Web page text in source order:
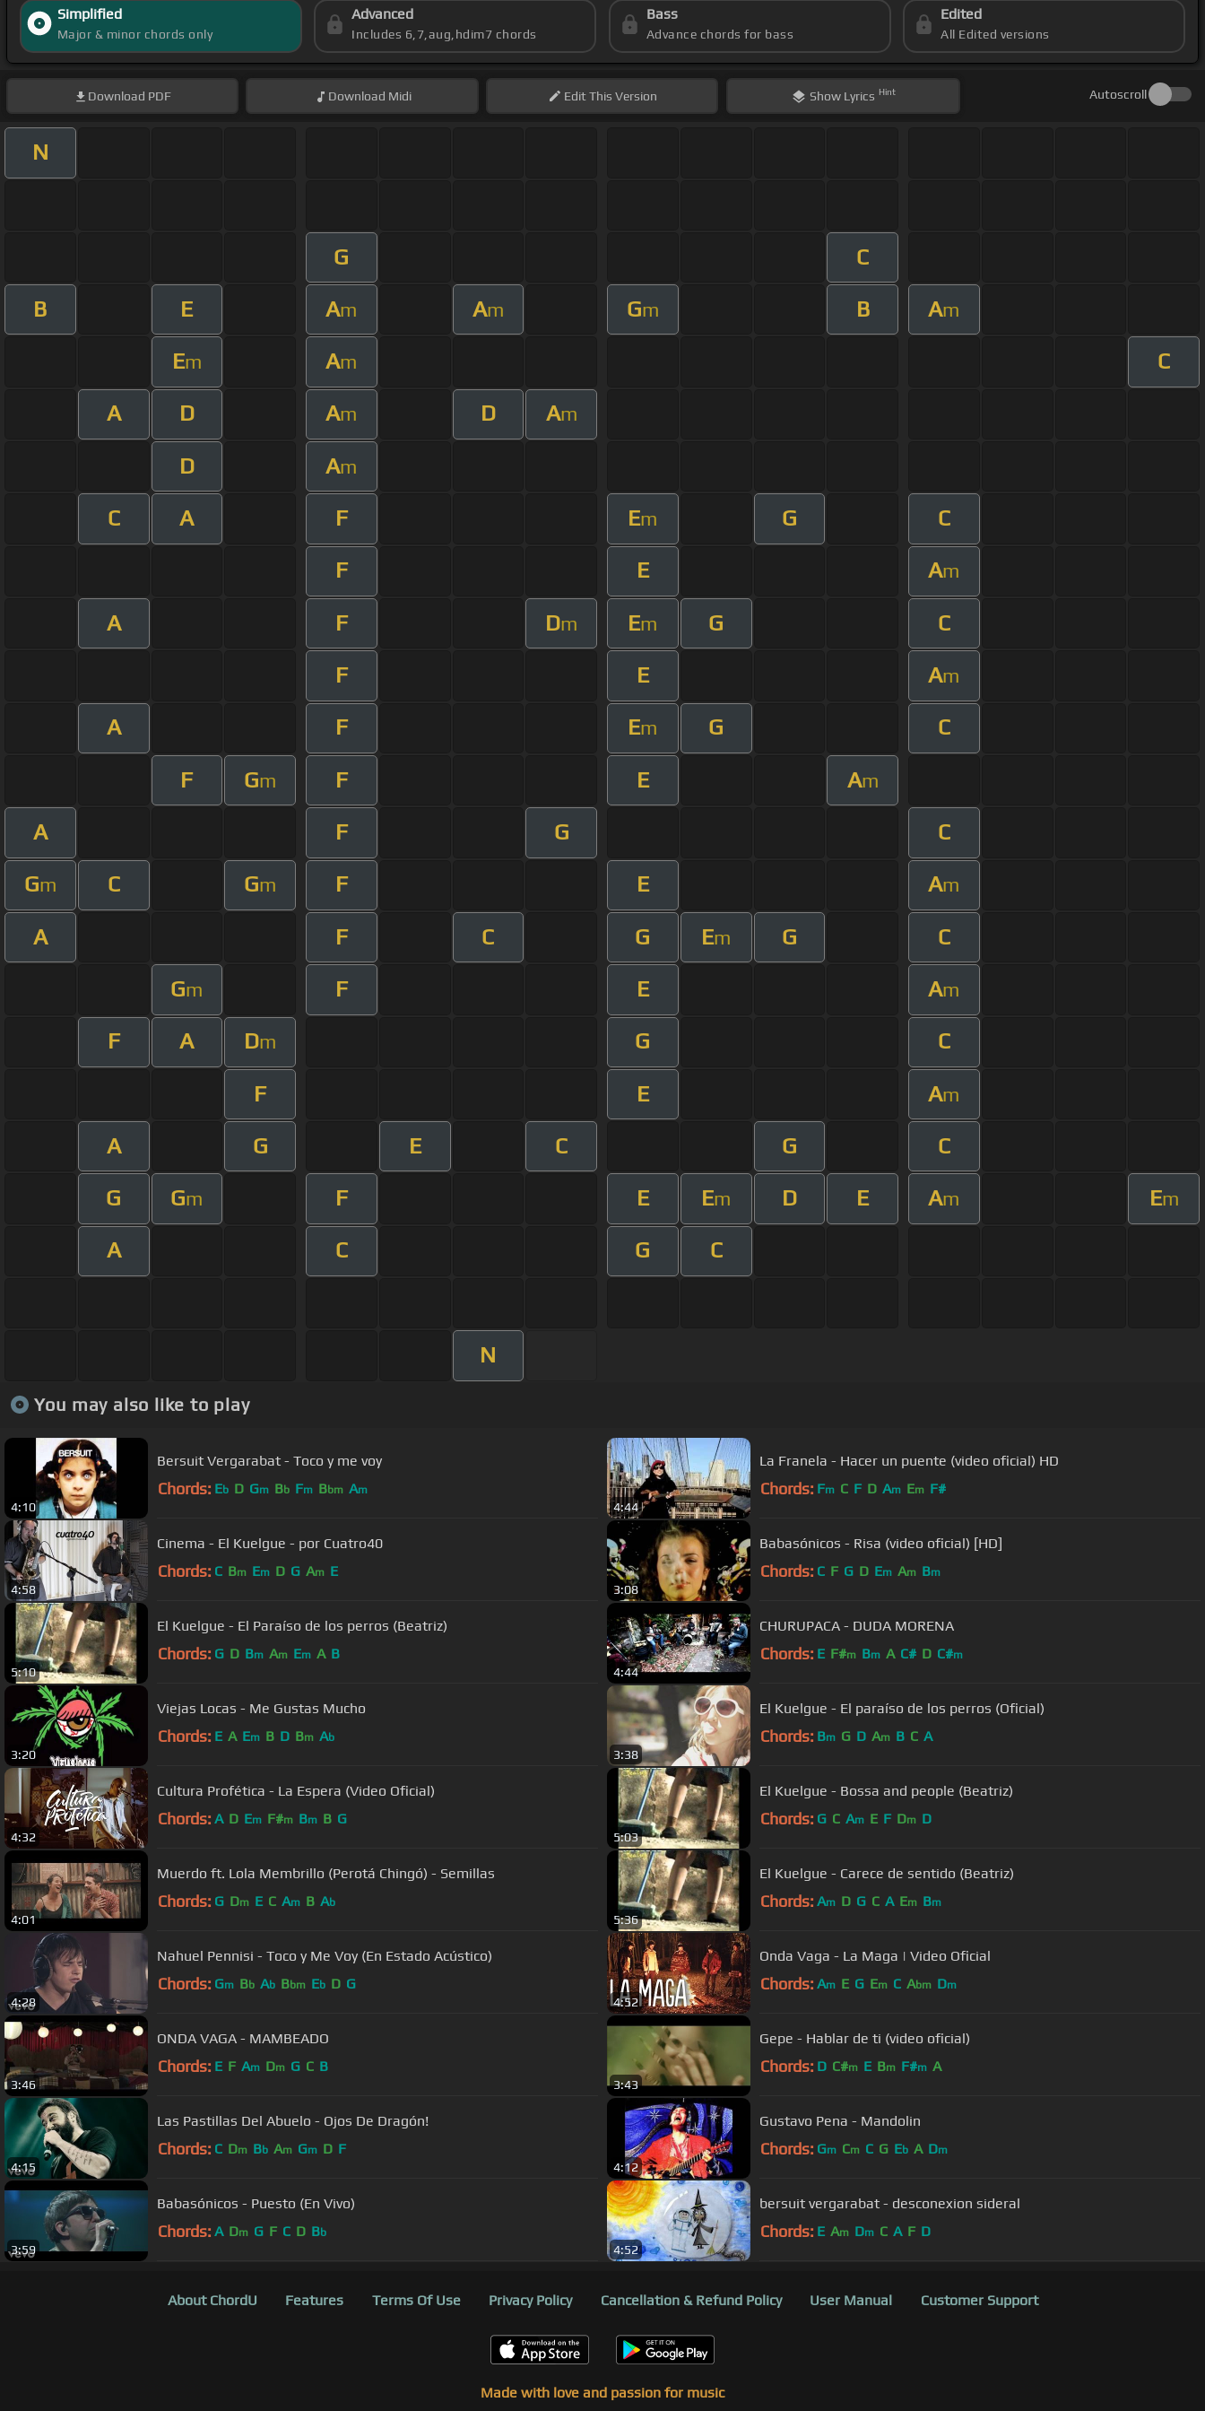
Simplified
Major & minor chords only
Advanced
Includes 6,7,aug,hdim7 chords
Bass
Advance chords for bass
Edited
All Edited versions
Download PDF Download Midi EditThis Version Show Lyrics Hint Autoscroll
N
G C
B E Am Am Gm B Am
Em Am C
A D Am D Am
D Am
C A F Em G C
F E Am
A F Dm Em G C
F E Am
A F Em G C
F Gm F E Am
A F G C
Gm C Gm F E Am
A F C G Em G C
Gm F E Am
F A Dm G C
F E Am
A G E C G C
G Gm F E Em D E Am Em
A C G C
N
You may also like to play
4:10
Bersuit Vergarabat - Toco y me voy
Chords: Eb D Gm Bb Fm Bbm Am
4:44
La Franela - Hacer un puente (video oficial) HD
Chords: Fm C F D Am Em F#
4:58
Cinema - El Kuelgue - por Cuatro40
Chords: C Bm Em D G Am E
3:08
Babasónicos - Risa (video oficial) [HD]
Chords: C F G D Em Am Bm
5:10
El Kuelgue - El Paraíso de los perros (Beatriz)
Chords: G D Bm Am Em A B
4:44
CHURUPACA - DUDA MORENA
Chords: E F#m Bm A C# D C#m
3:20
Viejas Locas - Me Gustas Mucho
Chords: E A Em B D Bm Ab
3:38
El Kuelgue - El paraíso de los perros (Oficial)
Chords: Bm G D Am B C A
4:32
Cultura Profética - La Espera (Video Oficial)
Chords: A D Em F#m Bm B G
5:03
El Kuelgue - Bossa and people (Beatriz)
Chords: G C Am E F Dm D
4:01
Muerdo ft. Lola Membrillo (Perotá Chingó) - Semillas
Chords: G Dm E C Am B Ab
5:36
El Kuelgue - Carece de sentido (Beatriz)
Chords: Am D G C A Em Bm
4:28
Nahuel Pennisi - Toco y Me Voy (En Estado Acústico)
Chords: Gm Bb Ab Bbm Eb D G
4:52
Onda Vaga - La Maga | Video Oficial
Chords: Am E G Em C Abm Dm
3:46
ONDA VAGA - MAMBEADO
Chords: E F Am Dm G C B
3:43
Gepe - Hablar de ti (video oficial)
Chords: D C#m E Bm F#m A
4:15
Las Pastillas Del Abuelo - Ojos De Dragón!
Chords: C Dm Bb Am Gm D F
4:12
Gustavo Pena - Mandolin
Chords: Gm Cm C G Eb A Dm
3:59
Babasónicos - Puesto (En Vivo)
Chords: A Dm G F C D Bb
4:52
bersuit vergarabat - desconexion sideral
Chords: E Am Dm C A F D
About ChordU Features Terms Of Use Privacy Policy Cancellation & Refund Policy User Manual Customer Support
Made with love and passion for music